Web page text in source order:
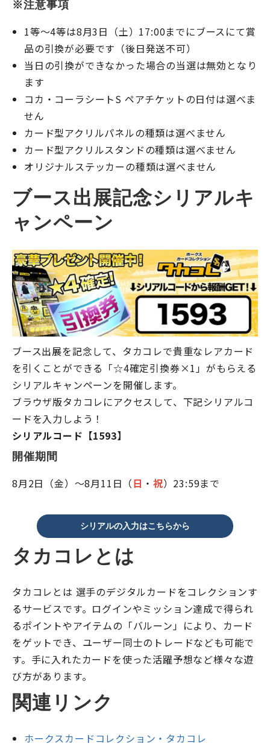
※注意事項
1等～4等は8月3日（土）17:00までにブースにて賞
品の引換が必要です（後日発送不可）
当日の引換ができなかった場合の当選は無効となり
ます
コカ・コーラシートS ペアチケットの日付は選べま
せん
カード型アクリルパネルの種類は選べません
カード型アクリルスタンドの種類は選べません
オリジナルステッカーの種類は選べません
ブース出展記念シリアルキ
ャンペーン
ブース出展を記念して、タカコレで貴重なレアカード
を引くことができる「☆4確定引換券×1」がもらえる
シリアルキャンペーンを開催します。
ブラウザ版タカコレにアクセスして、下記シリアルコ
ードを入力しよう！
シリアルコード【1593】
開催期間
8月2日（金）～8月11日（日 ・ 祝）23:59まで
シリアルの入力はこちらから
タカコレとは
タカコレとは 選手のデジタルカードをコレクションす
るサービスです。ログインやミッション達成で得られ
るポイントやアイテムの「バルーン」により、カード
をゲットでき、ユーザー同士のトレードなども可能で
す。手に入れたカードを使った活躍予想など様々な遊
び方があります。
関連リンク
ホークスカードコレクション・タカコレ